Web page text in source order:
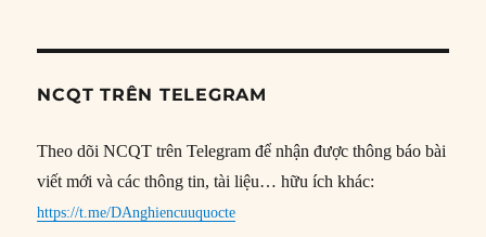
NCQT TRÊN TELEGRAM
Theo dõi NCQT trên Telegram để nhận được thông báo bài
viết mới và các thông tin, tài liệu… hữu ích khác:
https://t.me/DAnghiencuuquocte